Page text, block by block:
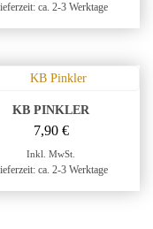
ca. 2-3 Werktage
KB PINKLER
7,90 €
Inkl. MwSt.
ca. 2-3 Werktage